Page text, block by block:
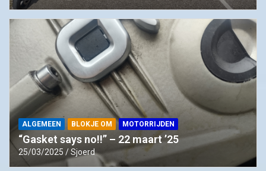
ALGEMEEN BLOKJE OM MOTORRIJDEN
“Gasket says no!!” – 22 maart ’25
25/03/2025 Sjoerd